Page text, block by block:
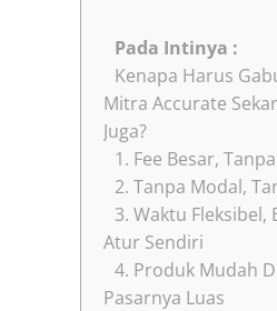
Pada Intinya :
Kenapa Harus
Mitra Accurate
Juga?
1. Fee Besar,
2. Tanpa Modal,
3. Waktu Fleksibel,
Atur Sendiri
4. Produk Mudah
Pasarnya Luas